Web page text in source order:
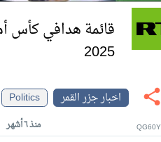
قائمة هدافي كأس
2025
اخبار جزر القمر
Politics
منذ ٦ أشهر